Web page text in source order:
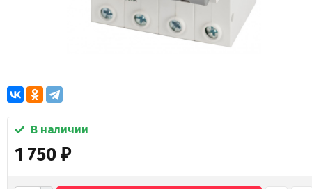
В наличии
1 750 ₽